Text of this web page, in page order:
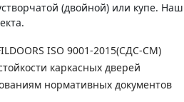
(двойной) или купе.
ISO 9001-2015(СДС-СМ)
каркасных дверей
нормативных документов